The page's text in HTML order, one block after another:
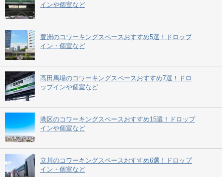
インや個室など
豊洲のコワーキングスペースおすすめ5選！ドロップ
イン・個室など
高田馬場のコワーキングスペースおすすめ7選！ドロ
ップインや個室など
港区のコワーキングスペースおすすめ15選！ドロップ
インや個室など
立川のコワーキングスペースおすすめ6選！ドロップ
イン・個室など